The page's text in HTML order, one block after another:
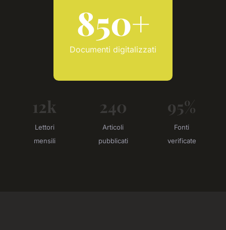
850+
Documenti digitalizzati
12k
Lettori
mensili
240
Articoli
pubblicati
95%
Fonti
verificate